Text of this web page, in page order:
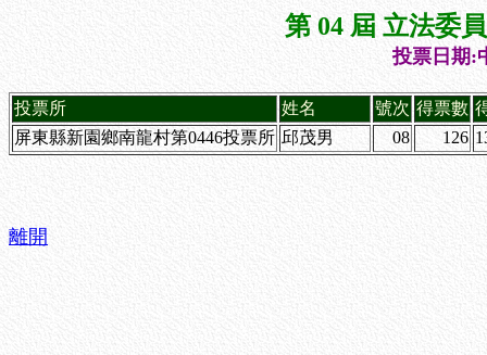
第 04 屆 立法委
投票日期:
投票所 姓名 號次 得票數
屏東縣新園鄉南龍村第0446投票所 邱茂男 08 126
離開